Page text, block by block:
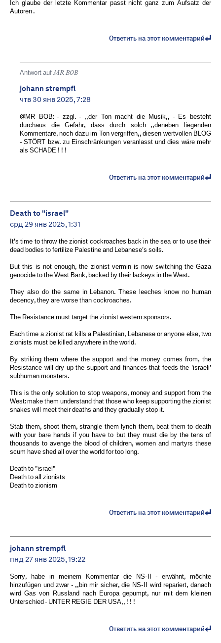
Ich glaube der letzte Kommentar passt nicht ganz zum Aufsatz der
Autoren .
Ответить на этот комментарий
Antwort aufMR BOB ️
johann strempfl
чтв 30 янв 2025, 7:28
@MR BOB: - zzgl. - ,,der Ton macht die Musik,, - Es besteht
durchaus die Gefahr, dass durch solch ,,deneben liegenden
Kommentare, noch dazu im Ton vergriffen,, diesen wertvollen BLOG
- STÖRT bzw. zu Einschränkungen veranlasst und dies wäre mehr
als SCHADE ! ! !
Ответить на этот комментарий
Death to "israel"
срд 29 янв 2025, 1:31
It's time to throw the zionist cockroaches back in the sea or to use their
dead bodies to fertilize Palestine and Lebanese's soils.
But this is not enough, the zionist vermin is now switching the Gaza
genocide to the West Bank, backed by their lackeys in the West.
They also do the same in Lebanon. These leeches know no human
decency, they are worse than cockroaches.
The Resistance must target the zionist western sponsors.
Each time a zionist rat kills a Palestinian, Lebanese or anyone else, two
zionists must be killed anywhere in the world.
By striking them where the support and the money comes from, the
Resistance will dry up the support and finances that feeds the 'israeli'
subhuman monsters.
This is the only solution to stop weapons, money and support from the
West: make them understand that those who keep supporting the zionist
snakes will meet their deaths and they gradually stop it.
Stab them, shoot them, strangle them lynch them, beat them to death
with your bare hands if you have to but they must die by the tens of
thousands to avenge the blood of children, women and martyrs these
scum have shed all over the world for too long.
Death to "israel"
Death to all zionists
Death to zionism
Ответить на этот комментарий
johann strempfl
пнд 27 янв 2025, 19:22
Sorry, habe in meinem Kommentar die NS-II - erwähnt, möchte
hinzufügen und zwar - ,,bin mir sicher, die NS-II wird repariert, danach
wird Gas von Russland nach Europa gepumpt, nur mit dem kleinen
Unterschied - UNTER REGIE DER USA,, ! ! !
Ответить на этот комментарий